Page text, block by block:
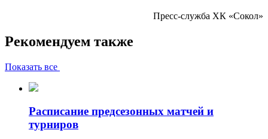
Пресс-служба ХК «Сокол»
Рекомендуем также
Показать все
Расписание предсезонных матчей и
турниров